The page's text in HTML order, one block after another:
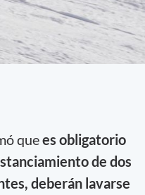
quees obligatorio
de dos
deberán lavarse